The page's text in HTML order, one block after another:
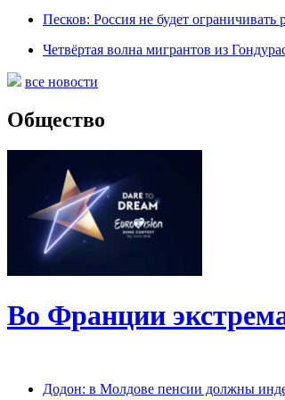
Песков: Россия не будет ограничивать
Четвёртая волна мигрантов из
все новости
Общество
Во Франции
Додон: в Молдове пенсии должны